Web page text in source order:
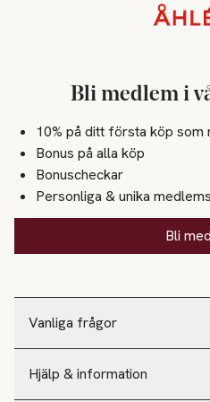
Vanliga frågor
Hjälp & information
Bli medlem i
10% på ditt första köp som
Bonus på alla köp
Bonuscheckar
Personliga & unika
Bli